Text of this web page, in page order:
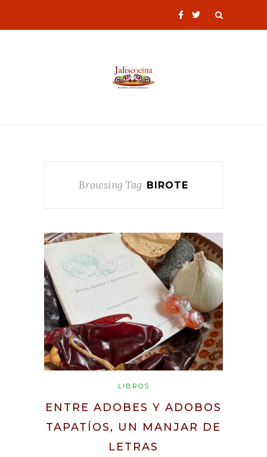
Browsing Tag BIROTE
LIBROS
ENTRE ADOBES Y ADOBOS
TAPATÍOS, UN MANJAR DE
LETRAS